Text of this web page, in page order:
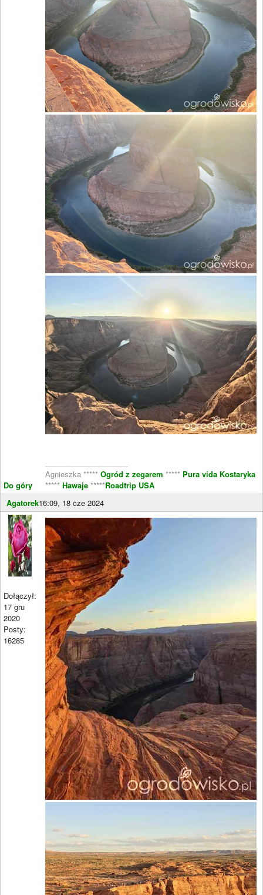
Do góry
Agnieszka ***** Ogród z zegarem ***** Pura vida Kostaryka
***** Hawaje *****Roadtrip USA
Agatorek16:09, 18 cze 2024
Dołączył:
17 gru
2020
Posty:
16285